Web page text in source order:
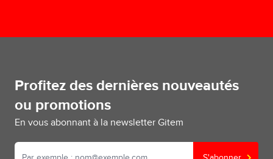
Profitez des dernières nouveautés
ou promotions
En vous abonnant à la newsletter Gitem